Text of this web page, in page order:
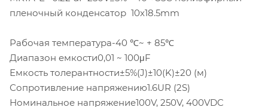
пленочный конденсатор 10x18.5mm
Рабочая температура-40 ℃~ + 85℃
Диапазон емкости0,01 ~ 100μF
Емкость толерантности±5%(J)±10(K)±20 (м)
Сопротивление напряжению1.6UR (2S)
Номинальное напряжение100V, 250V, 400VDC